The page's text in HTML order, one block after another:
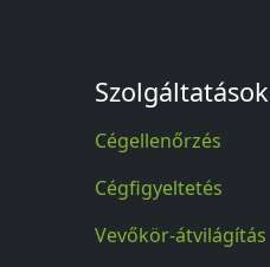
Szolgáltatások
Cégellenőrzés
Cégfigyeltetés
Vevőkör-átvilágítás